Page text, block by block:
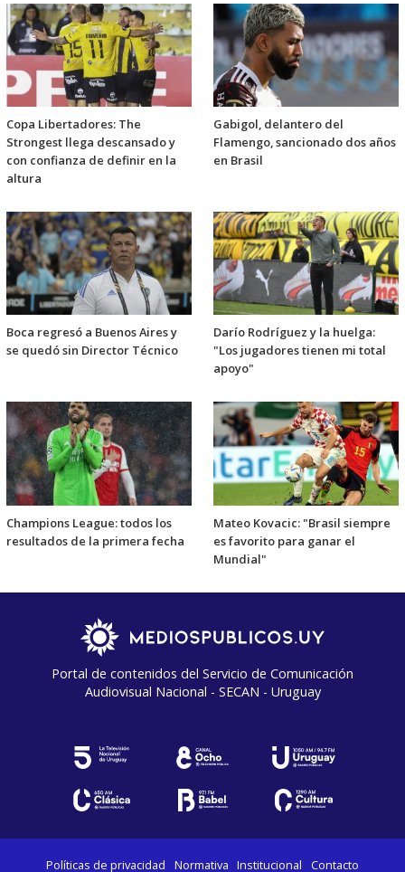
Copa Libertadores: The
Strongest llega descansado y
con confianza de definir en la
altura
Gabigol, delantero del
Flamengo, sancionado dos años
en Brasil
Boca regresó a Buenos Aires y
se quedó sin Director Técnico
Darío Rodríguez y la huelga:
"Los jugadores tienen mi total
apoyo"
Champions League: todos los
resultados de la primera fecha
Mateo Kovacic: "Brasil siempre
es favorito para ganar el
Mundial"
Portal de contenidos del Servicio de Comunicación
Audiovisual Nacional - SECAN - Uruguay
Políticas de privacidad Normativa Institucional Contacto